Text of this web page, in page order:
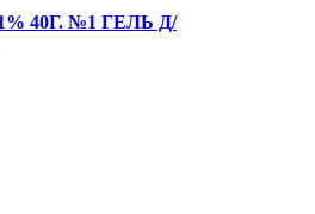
40Г. №1 ГЕЛЬ Д/